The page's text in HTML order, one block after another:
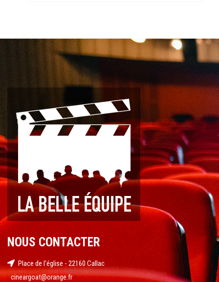
NOUS CONTACTER
Place de l'église - 22160 Callac
cineargoat@orange.fr